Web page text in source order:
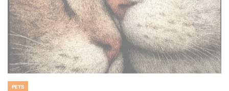
POSTED
IN
PETS
e Conecta